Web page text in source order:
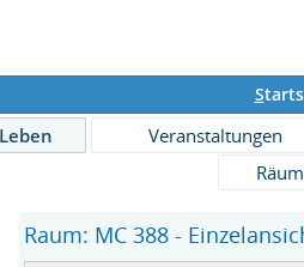
S
Veranstaltungen
Raum: MC 388 -